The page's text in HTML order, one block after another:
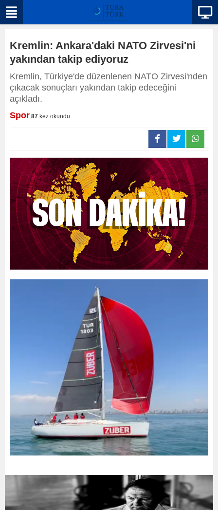
Kremlin: Ankara'daki NATO Zirvesi'ni
yakından takip ediyoruz
Kremlin, Türkiye'de düzenlenen NATO Zirvesi'nden
çıkacak sonuçları yakından takip edeceğini
açıkladı.
Spor 87 kez okundu.